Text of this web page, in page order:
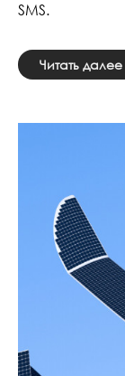
SMS.
Читать далее